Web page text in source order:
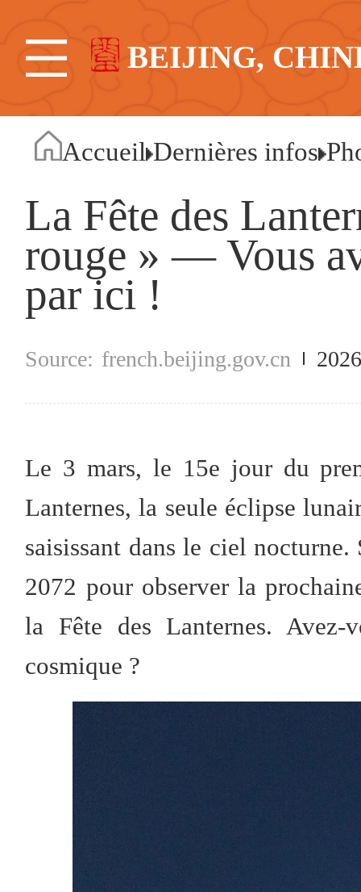
BEIJING,
Accueil Dernières infos
La Fête des
rouge » — Vous
par ici !
french.beijing.gov.cn
Le 3 mars, le 15e jour du
Lanternes, la seule éclipse
saisissant dans le ciel
2072 pour observer la
la Fête des Lanternes.
cosmique ?